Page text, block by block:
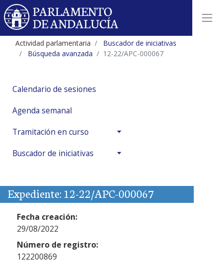
Actividad parlamentaria
Buscador de iniciativas
Búsqueda avanzada
12-22/APC-000067
Calendario de sesiones
Agenda semanal
Tramitación en curso
Buscador de iniciativas
Expediente: 12-22/APC-000067
Fecha creación:
29/08/2022
Número de registro:
122200869